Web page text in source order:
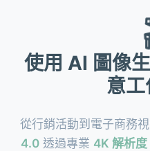
使用 AI 圖像
意
從行銷活動到電子商務
4.0 透過專業 4K 解析度